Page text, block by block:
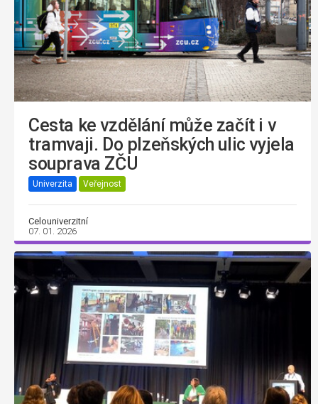
Cesta ke vzdělání může začít i v
tramvaji. Do plzeňských ulic vyjela
souprava ZČU
Univerzita Veřejnost
Celouniverzitní
07. 01. 2026